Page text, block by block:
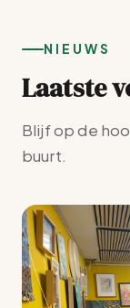
NIEUWS
Laatste
Blijf op de
buurt.